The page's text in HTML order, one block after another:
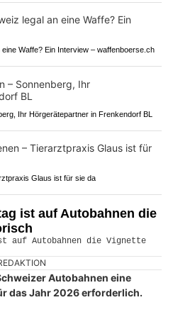
Waffe? Ein Interview – waffenboerse.ch
Ihr Hörgerätepartner in Frenkendorf BL
Glaus ist für sie da
ist auf Autobahnen die
Autobahnen eine
das Jahr 2026 erforderlich.